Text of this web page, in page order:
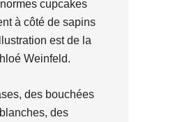
cupcakes
à côté de sapins
est de la
Weinfeld.
des bouchées
des